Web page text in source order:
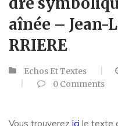
aînée – Jean-
RRIERE
Echos Et Textes
0 Comments
Vous trouverez ici le texte